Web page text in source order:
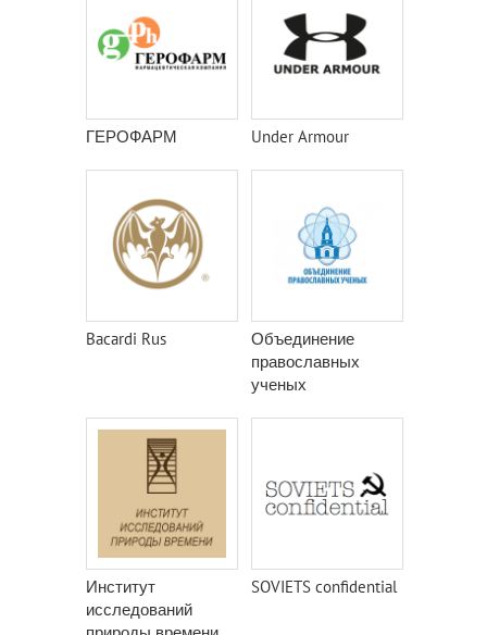
ГЕРОФАРМ Under Armour
Bacardi Rus
Объединение
православных
ученых
Институт
исследований
SOVIETS confidential